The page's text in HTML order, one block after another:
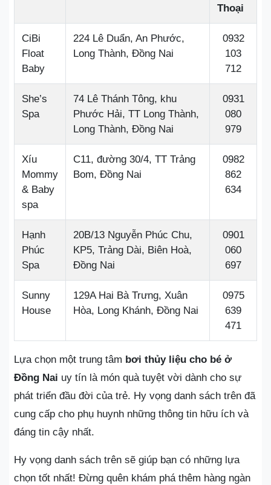
Thoại
CiBi
Float
Baby
224 Lê Duẩn, An Phước,
Long Thành, Đồng Nai
0932
103
712
She’s
Spa
74 Lê Thánh Tông, khu
Phước Hải, TT Long Thành,
Long Thành, Đồng Nai
0931
080
979
Xíu
Mommy
& Baby
spa
C11, đường 30/4, TT Trảng
Bom, Đồng Nai
0982
862
634
Hạnh
Phúc
Spa
20B/13 Nguyễn Phúc Chu,
KP5, Trảng Dài, Biên Hoà,
Đồng Nai
0901
060
697
Sunny
House
129A Hai Bà Trưng, Xuân
Hòa, Long Khánh, Đồng Nai
0975
639
471
Lựa chọn một trung tâm bơi thủy liệu cho bé ở
Đồng Nai uy tín là món quà tuyệt vời dành cho sự
phát triển đầu đời của trẻ. Hy vọng danh sách trên đã
cung cấp cho phụ huynh những thông tin hữu ích và
đáng tin cậy nhất.
Hy vọng danh sách trên sẽ giúp bạn có những lựa
chọn tốt nhất! Đừng quên khám phá thêm hàng ngàn